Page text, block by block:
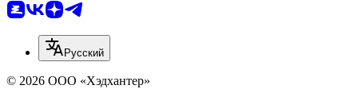
Русский
© 2026 ООО «Хэдхантер»